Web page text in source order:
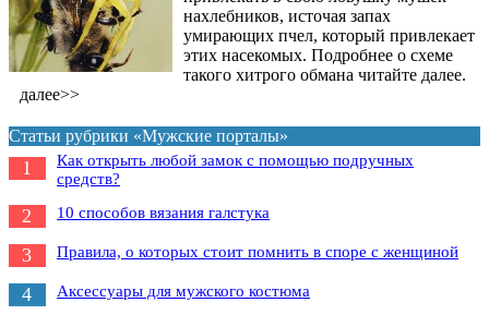
нахлебников, источая запах
умирающих пчел, который привлекает
этих насекомых. Подробнее о схеме
такого хитрого обмана читайте далее.
далее>>
Статьи рубрики «Мужские порталы»
1
Как открыть любой замок с помощью подручных
средств?
2 10 способов вязания галстука
3 Правила, о которых стоит помнить в споре с женщиной
4 Аксессуары для мужского костюма